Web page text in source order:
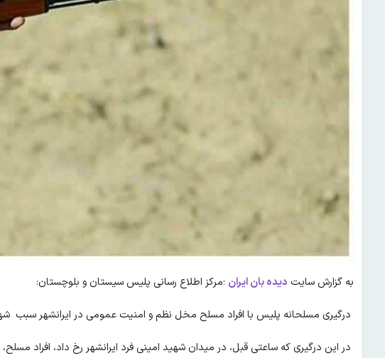
به گزارش سایت دیده بان ایران ؛مرکز اطلاع رسانی پلیس سیستان و بلوچستان:
درگیری مسلحانه پلیس با افراد مسلح مخل نظم و امنیت عمومی در ایرانشهر سبب
در این درگیری که ساعتی قبل، در میدان شهید امینی فرد ایرانشهر رخ داد، افراد